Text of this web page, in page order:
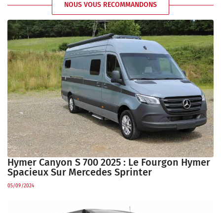
NOUS VOUS RECOMMANDONS
Hymer Canyon S 700 2025 : Le Fourgon Hymer
Spacieux Sur Mercedes Sprinter
05/09/2024